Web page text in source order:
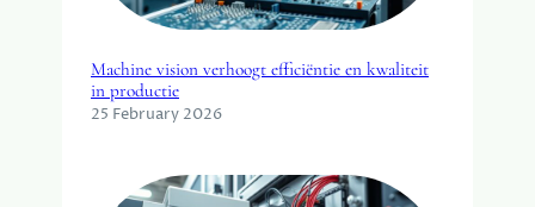
Machine vision verhoogt efficiëntie en kwaliteit
in productie
25 February 2026